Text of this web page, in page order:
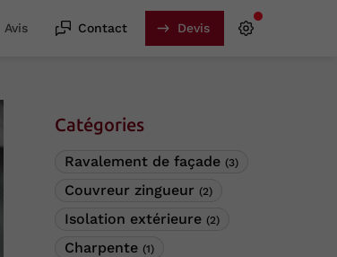
Avis Contact Devis
Catégories
Ravalement de façade (3)
Couvreur zingueur (2)
Isolation extérieure (2)
Charpente (1)